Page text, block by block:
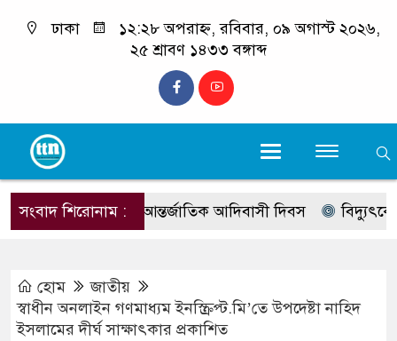
ঢাকা
১২:২৮ অপরাহ্ন, রবিবার, ০৯ অগাস্ট ২০২৬,
২৫ শ্রাবণ ১৪৩৩ বঙ্গাব্দ
সংবাদ শিরোনাম :আজ আন্তর্জাতিক আদিবাসী দিবস বিদ্যুৎকেন্দ্র,
হোম
জাতীয়
স্বাধীন অনলাইন গণমাধ্যম ইনস্ক্রিপ্ট.মি’তে উপদেষ্টা নাহিদ
ইসলামের দীর্ঘ সাক্ষাৎকার প্রকাশিত